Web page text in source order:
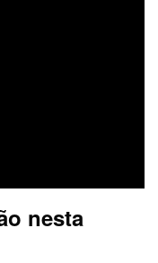
nesta